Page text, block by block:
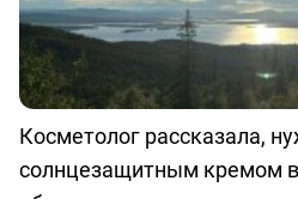
Косметолог рассказала,
солнцезащитным кремом